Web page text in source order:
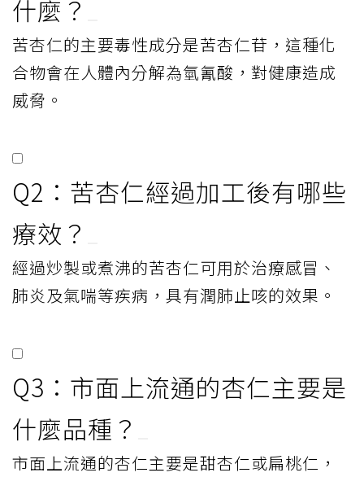
什麼？
苦杏仁的主要毒性成分是苦杏仁苷，這種化
合物會在人體內分解為氫氰酸，對健康造成
威脅。
Q2：苦杏仁經過加工後有哪些
療效？
經過炒製或煮沸的苦杏仁可用於治療感冒、
肺炎及氣喘等疾病，具有潤肺止咳的效果。
Q3：市面上流通的杏仁主要是
什麼品種？
市面上流通的杏仁主要是甜杏仁或扁桃仁，